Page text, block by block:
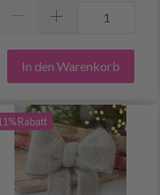
In den Warenkorb
Rabatt